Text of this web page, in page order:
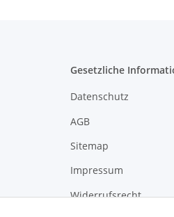
Gesetzliche
Datenschutz
AGB
Sitemap
Impressum
Widerrufsrecht